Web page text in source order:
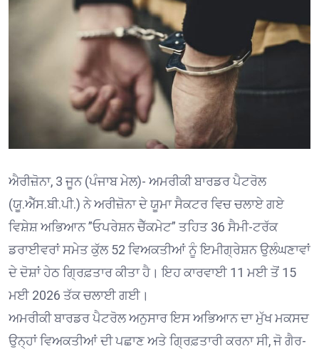
ਐਰੀਜ਼ੋਨਾ, 3 ਜੂਨ (ਪੰਜਾਬ ਮੇਲ)- ਅਮਰੀਕੀ ਬਾਰਡਰ ਪੈਟਰੋਲ
(ਯੂ.ਐੱਸ.ਬੀ.ਪੀ.) ਨੇ ਅਰੀਜ਼ੋਨਾ ਦੇ ਯੂਮਾ ਸੈਕਟਰ ਵਿਚ ਚਲਾਏ ਗਏ
ਵਿਸ਼ੇਸ਼ ਅਭਿਆਨ ”ਓਪਰੇਸ਼ਨ ਚੈੱਕਮੇਟ” ਤਹਿਤ 36 ਸੈਮੀ-ਟਰੱਕ
ਡਰਾਈਵਰਾਂ ਸਮੇਤ ਕੁੱਲ 52 ਵਿਅਕਤੀਆਂ ਨੂੰ ਇਮੀਗ੍ਰੇਸ਼ਨ ਉਲੰਘਣਾਵਾਂ
ਦੇ ਦੋਸ਼ਾਂ ਹੇਠ ਗ੍ਰਿਫ਼ਤਾਰ ਕੀਤਾ ਹੈ। ਇਹ ਕਾਰਵਾਈ 11 ਮਈ ਤੋਂ 15
ਮਈ 2026 ਤੱਕ ਚਲਾਈ ਗਈ।
ਅਮਰੀਕੀ ਬਾਰਡਰ ਪੈਟਰੋਲ ਅਨੁਸਾਰ ਇਸ ਅਭਿਆਨ ਦਾ ਮੁੱਖ ਮਕਸਦ
ਉਨ੍ਹਾਂ ਵਿਅਕਤੀਆਂ ਦੀ ਪਛਾਣ ਅਤੇ ਗ੍ਰਿਫ਼ਤਾਰੀ ਕਰਨਾ ਸੀ, ਜੋ ਗੈਰ-